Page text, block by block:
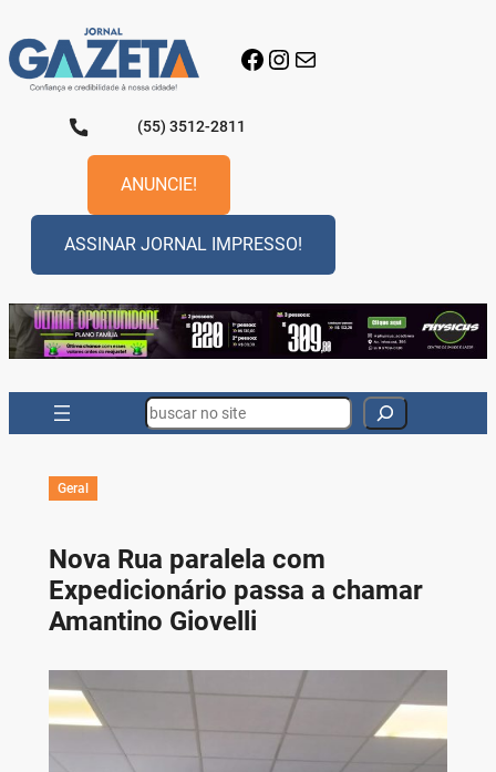
para
o
conteúdo
Facebook
Instagram
E-mail
(55) 3512-2811
ANUNCIE!
ASSINAR JORNAL IMPRESSO!
Search
Geral
Nova Rua paralela com
Expedicionário passa a chamar
Amantino Giovelli